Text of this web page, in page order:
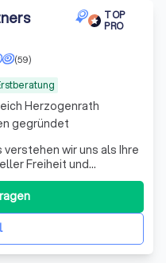
TOP
PRO
(59)
wir uns als Ihre
Freiheit und
Erfahrung im
Team aus
Anlagestrategien,
Herzogenrath
gegründet